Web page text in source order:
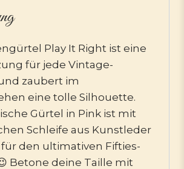
Play It Right ist eine
für jede Vintage-
zaubert im
eine tolle Silhouette.
Gürtel in Pink ist mit
Schleife aus Kunstleder
den ultimativen Fifties-
Betone deine Taille mit